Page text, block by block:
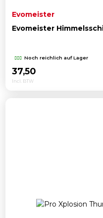
Evomeister
Evomeister
Noch reichlich auf Lager
37,50
Incl. BTW